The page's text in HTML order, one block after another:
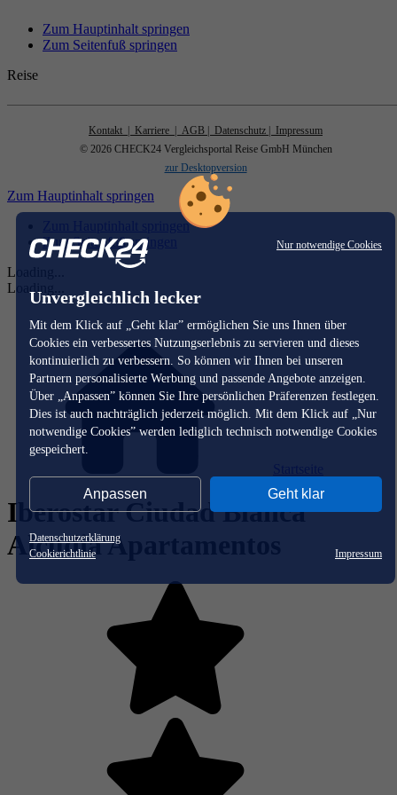
Nur notwendige Cookies
Unvergleichlich lecker
Mit dem Klick auf „Geht klar” ermöglichen Sie uns Ihnen über
Cookies ein verbessertes Nutzungserlebnis zu servieren und dieses
kontinuierlich zu verbessern. So können wir Ihnen bei unseren
Partnern personalisierte Werbung und passende Angebote anzeigen.
Über „Anpassen” können Sie Ihre persönlichen Präferenzen festlegen.
Dies ist auch nachträglich jederzeit möglich. Mit dem Klick auf „Nur
notwendige Cookies” werden lediglich technisch notwendige Cookies
gespeichert.
Anpassen Geht klar
Datenschutzerklärung
Cookierichtlinie
Impressum
Zum Hauptinhalt springen
Zum Seitenfuß springen
Reise
Kontakt | Karriere | AGB | Datenschutz
| Impressum
© 2026 CHECK24 Vergleichsportal Reise GmbH München
zur Desktopversion
Zum Hauptinhalt springen
Zum Hauptinhalt springen
Zum Seitenfuß springen
Loading...
Loading...
Iberostar Ciudad Blanca
Alcudia Apartamentos